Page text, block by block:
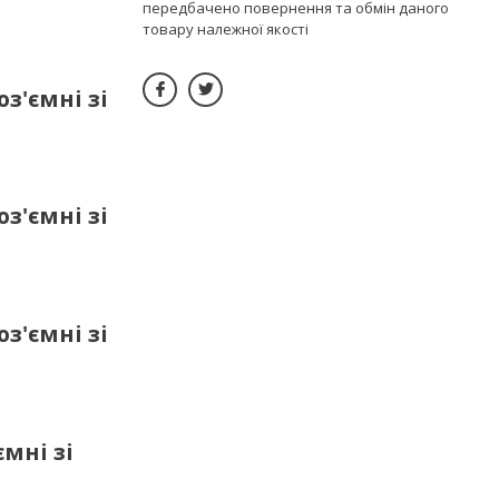
зі
зі
зі
зі
передбачено повернення та обмін даного
товару належної якості